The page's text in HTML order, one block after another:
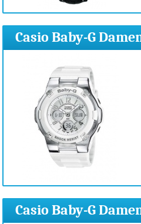
Casio Baby-G
Casio Baby-G